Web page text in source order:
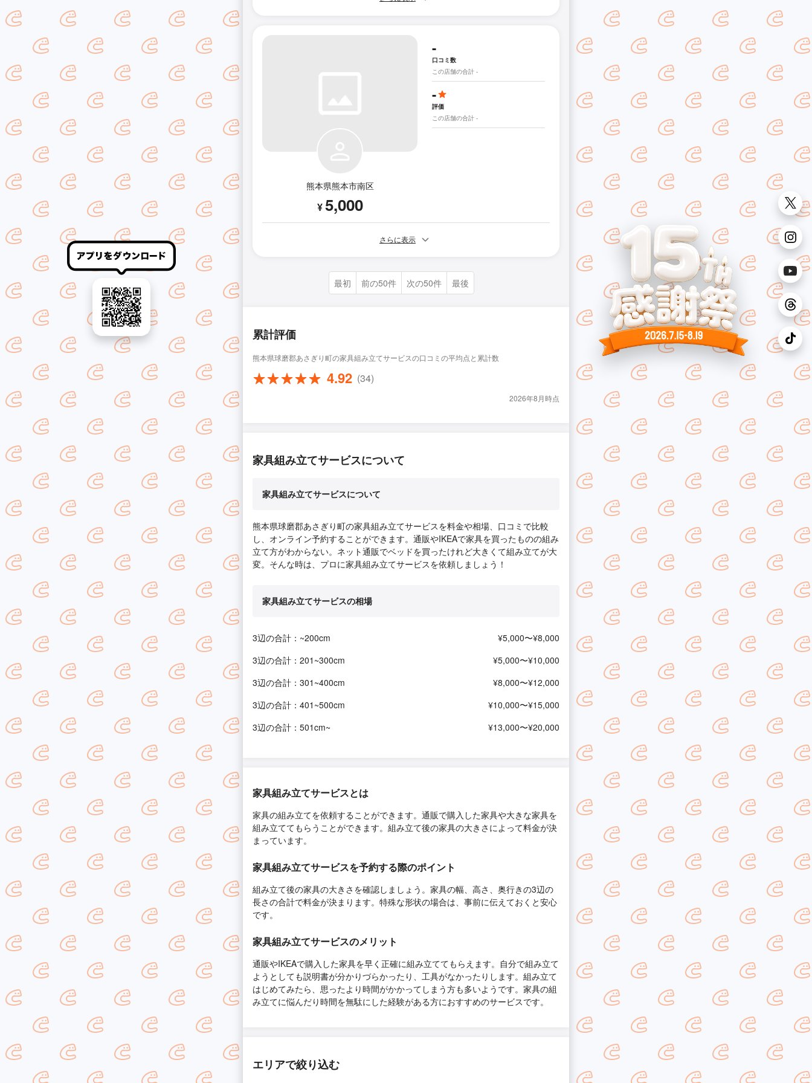
熊本県熊本市南区
¥5,000
-
口コミ数
この店舗の合計 -
-
評価
この店舗の合計 -
さらに表示
最初 前の50件 次の50件 最後
累計評価
熊本県球磨郡あさぎり町の家具組み立てサービスの口コミの平均点と累計数
4.92 (34)
2026年8月時点
家具組み立てサービスについて
家具組み立てサービスについて
熊本県球磨郡あさぎり町の家具組み立てサービスを料金や相場、口コミで比較
し、オンライン予約することができます。通販やIKEAで家具を買ったものの組み
立て方がわからない。ネット通販でベッドを買ったけれど大きくて組み立てが大
変。そんな時は、プロに家具組み立てサービスを依頼しましょう！
家具組み立てサービスの相場
3辺の合計：~200cm
¥5,000〜¥8,000
3辺の合計：201~300cm
¥5,000〜¥10,000
3辺の合計：301~400cm
¥8,000〜¥12,000
3辺の合計：401~500cm
¥10,000〜¥15,000
3辺の合計：501cm~
¥13,000〜¥20,000
家具組み立てサービスとは
家具の組み立てを依頼することができます。通販で購入した家具や大きな家具を
組み立ててもらうことができます。組み立て後の家具の大きさによって料金が決
まっています。
家具組み立てサービスを予約する際のポイント
組み立て後の家具の大きさを確認しましょう。家具の幅、高さ、奥行きの3辺の
長さの合計で料金が決まります。特殊な形状の場合は、事前に伝えておくと安心
です。
家具組み立てサービスのメリット
通販やIKEAで購入した家具を早く正確に組み立ててもらえます。自分で組み立て
ようとしても説明書が分かりづらかったり、工具がなかったりします。組み立て
はじめてみたら、思ったより時間がかかってしまう方も多いようです。家具の組
み立てに悩んだり時間を無駄にした経験がある方におすすめのサービスです。
エリアで絞り込む